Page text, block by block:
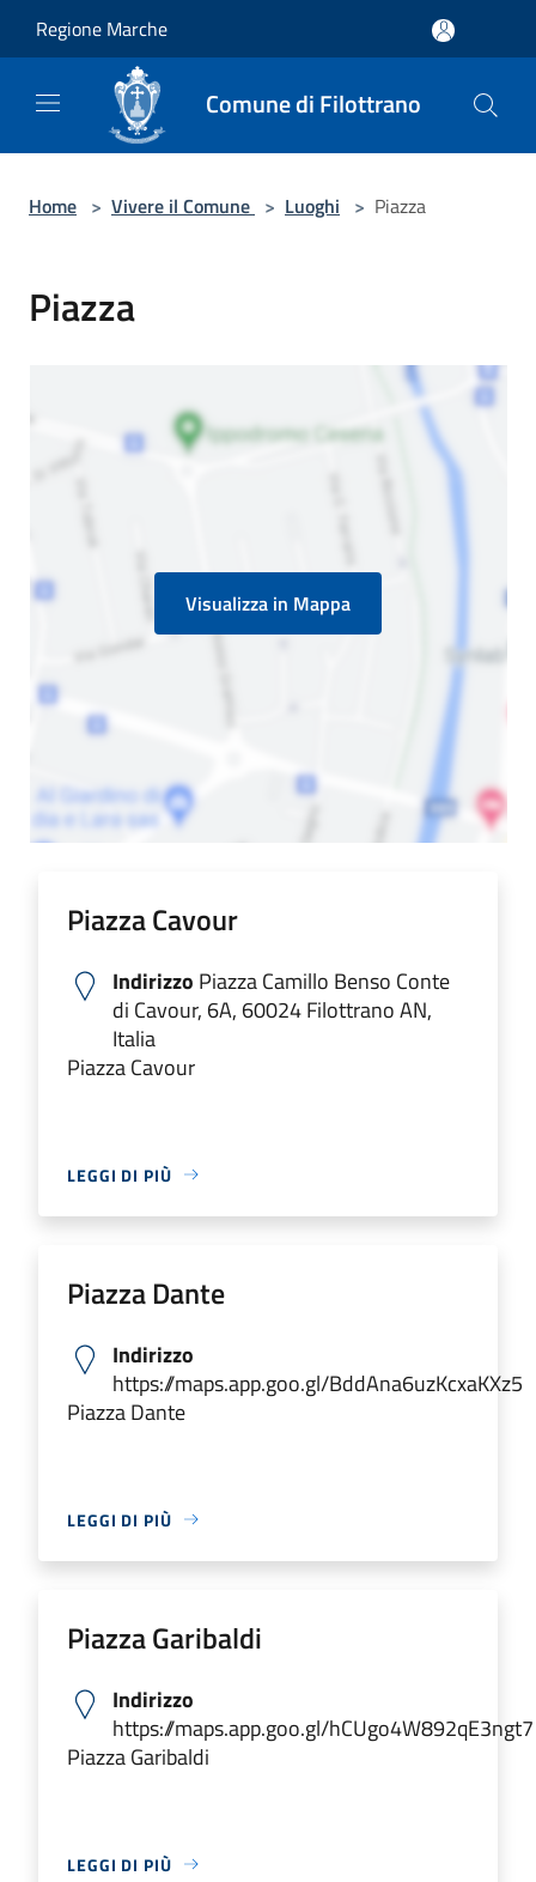
Regione Marche
Comune di Filottrano
Home > Vivere il Comune > Luoghi > Piazza
Piazza
Visualizza in Mappa
Piazza Cavour
Indirizzo Piazza Camillo Benso Conte
di Cavour, 6A, 60024 Filottrano AN,
Italia
Piazza Cavour
LEGGI DI PIÙ
Piazza Dante
Indirizzo
https://maps.app.goo.gl/BddAna6uzKcxaKXz5
Piazza Dante
LEGGI DI PIÙ
Piazza Garibaldi
Indirizzo
https://maps.app.goo.gl/hCUgo4W892qE3ngt7
Piazza Garibaldi
LEGGI DI PIÙ